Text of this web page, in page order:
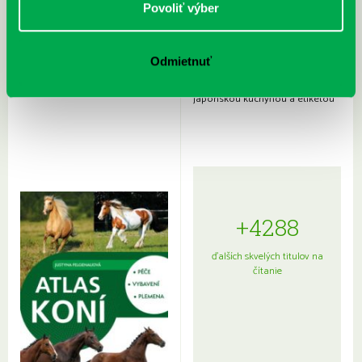
Povoliť výber
Odmietnuť
Rudź, Przemyslaw: Atlas hviezd:
Hardy, Paula: Japonsko na tanieri:
japonskou kuchyňou a etiketou
+4288
ďalších skvelých titulov na
čítanie